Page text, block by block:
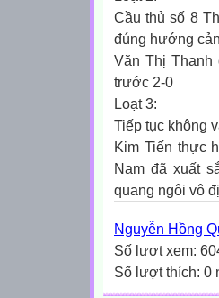
Cầu thủ số 8
đúng hướng
Văn Thị Thanh
trước 2-0
Loạt 3:
Tiếp tục không
Kim Tiến thực
Nam đã xuất
quang ngôi vô
Nguyễn Hồng
Số lượt xem:
Số lượt thích: 0